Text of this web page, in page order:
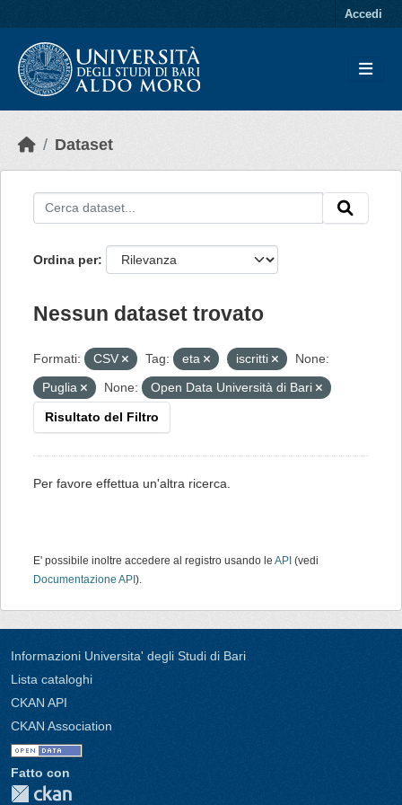
Accedi
Dataset
Ordina per
Nessun dataset trovato
Formati: CSV Tag: eta iscritti
None:
Puglia
None: Open Data Università di Bari
Risultato del Filtro
Per favore effettua un'altra ricerca.
E' possibile inoltre accedere al registro usando le API (vedi
Documentazione API ).
Informazioni Universita' degli Studi di Bari
Lista cataloghi
CKAN API
CKAN Association
Fatto con